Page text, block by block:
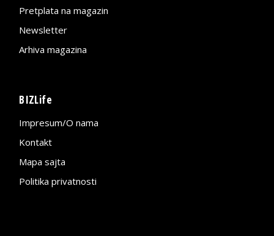
Pretplata na magazin
Newsletter
Arhiva magazina
BIZLife
Impresum/O nama
Kontakt
Mapa sajta
Politika privatnosti